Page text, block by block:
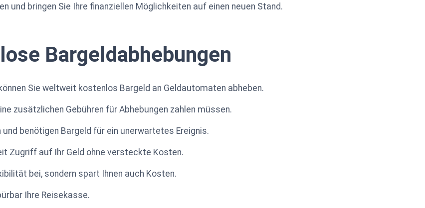
und bringen Sie Ihre finanziellen Möglichkeiten auf einen neuen Stand.
Bargeldabhebungen
Sie weltweit kostenlos Bargeld an Geldautomaten abheben.
zusätzlichen Gebühren für Abhebungen zahlen müssen.
benötigen Bargeld für ein unerwartetes Ereignis.
Zugriff auf Ihr Geld ohne versteckte Kosten.
bei, sondern spart Ihnen auch Kosten.
Ihre Reisekasse.